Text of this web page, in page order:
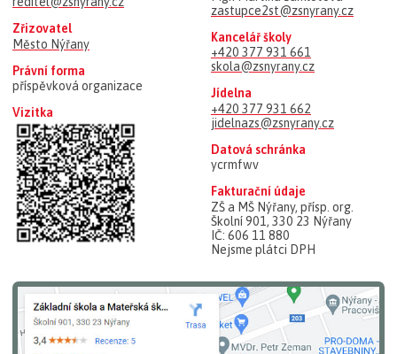
Zřizovatel
Město Nýřany
Právní forma
příspěvková organizace
Vizitka
zastupce2st@zsnyrany.cz
Kancelář školy
+420 377 931 661
skola@zsnyrany.cz
Jídelna
+420 377 931 662
jidelnazs@zsnyrany.cz
Datová schránka
ycrmfwv
Fakturační údaje
ZŠ a MŠ Nýřany, přísp. org.
Školní 901, 330 23 Nýřany
IČ: 606 11 880
Nejsme plátci DPH